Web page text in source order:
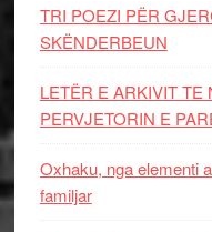
TRI POEZI PËR
SKËNDERBEUN
LETËR E ARKIVIT TE
PERVJETORIN E
Oxhaku, nga elementi
familjar